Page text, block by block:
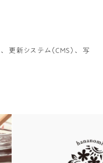
更新システム（CMS）
写